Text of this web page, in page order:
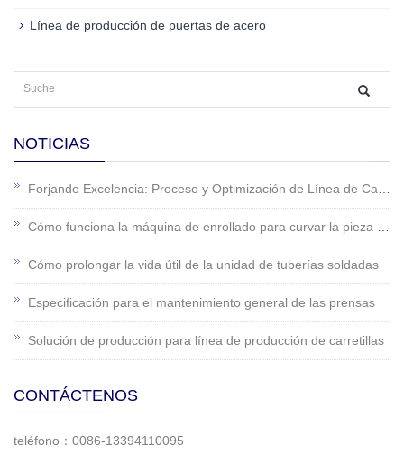
Línea de producción de puertas de acero
NOTICIAS
Cómo prolongar la vida útil de la unidad de tuberías soldadas
Especificación para el mantenimiento general de las prensas
Solución de producción para línea de producción de carretillas
CONTÁCTENOS
teléfono：0086-13394110095